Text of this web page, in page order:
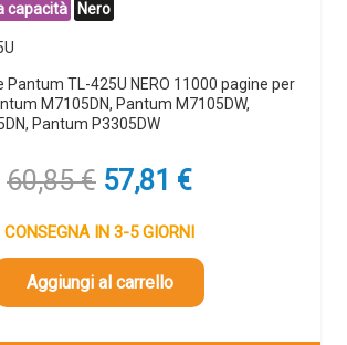
capacità Nero
Pantum TL-425U NERO 11000 pagine per
M7105DN, Pantum M7105DW,
Pantum P3305DW
60,85€ Il
originale
era:
60,85 €.
57,81 €Il
attuale
è:
CONSEGNA IN 3-5 GIORNI
Aggiungi al carrello